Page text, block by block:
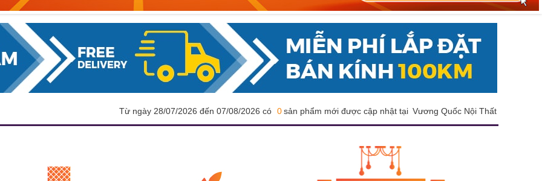
Từ ngày 28/07/2026 đến 07/08/2026 có 0sản phẩm mới được cập nhật tại Vương Quốc Nội Thất